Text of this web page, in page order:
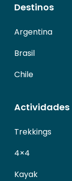
Destinos
Argentina
Brasil
Chile
Actividades
Trekkings
4×4
Kayak